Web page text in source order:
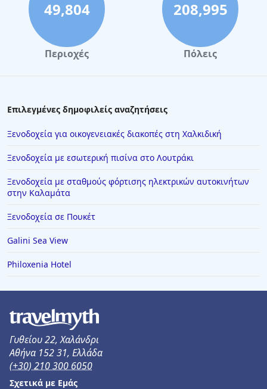
49,804
Περιοχές
208,995
Πόλεις
Επιλεγμένες δημοφιλείς αναζητήσεις
Ξενοδοχεία για οικογενειακές διακοπές στη Χαλκιδική
Ξενοδοχεία με εσωτερική πισίνα στο Λουτράκι
Ξενοδοχεία με σταθμούς φόρτισης ηλεκτρικών αυτοκινήτων
στην Καλαμάτα
Ξενοδοχεία σε Πουκέτ
Galini Sea View
Philoxenia Hotel
Γυθείου 22, Χαλάνδρι
Αθήνα 152 31, Ελλάδα
(+30) 210 300 6050
Σχετικά με Εμάς